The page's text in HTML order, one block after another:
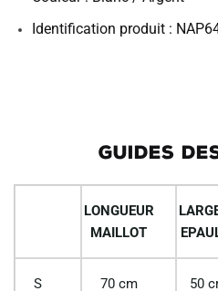
Identification produit :
GUIDES
LONGUEUR
MAILLOT
S 70 cm 50